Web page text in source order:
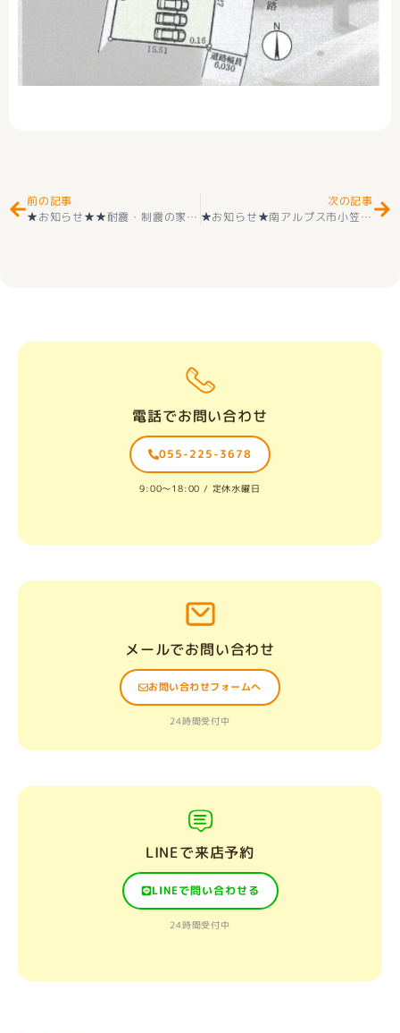
前の記事
★お知らせ★★耐震・制震の家★耐震等級3取得 新築一戸建て 昭和町西条第２ ３号棟 2階建 4ＬＤＫ 住宅性能評価付き 子育てエコホーム支援事業対象(^^♪
次の記事
★お知らせ★南アルプス市小笠原 新築建売住宅 好評販売中
電話でお問い合わせ
055-225-3678
9:00〜18:00 / 定休水曜日
メールでお問い合わせ
お問い合わせフォームへ
24時間受付中
LINEで来店予約
LINEで問い合わせる
24時間受付中